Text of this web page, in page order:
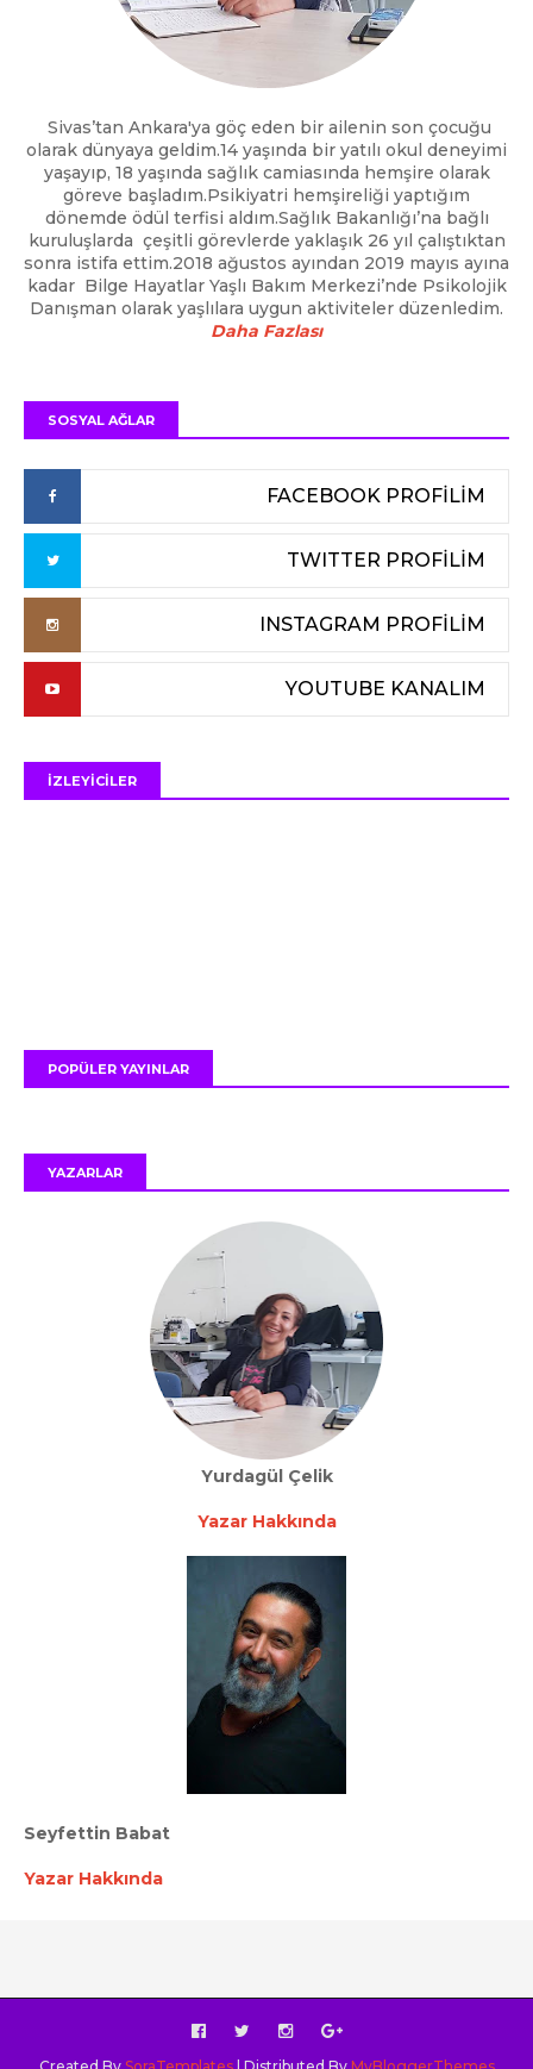
Sivas’tan Ankara'ya göç eden bir ailenin son çocuğu
olarak dünyaya geldim.14 yaşında bir yatılı okul deneyimi
yaşayıp, 18 yaşında sağlık camiasında hemşire olarak
göreve başladım.Psikiyatri hemşireliği yaptığım
dönemde ödül terfisi aldım.Sağlık Bakanlığı’na bağlı
kuruluşlarda çeşitli görevlerde yaklaşık 26 yıl çalıştıktan
sonra istifa ettim.2018 ağustos ayından 2019 mayıs ayına
kadar Bilge Hayatlar Yaşlı Bakım Merkezi’nde Psikolojik
Danışman olarak yaşlılara uygun aktiviteler düzenledim.
Daha Fazlası
SOSYAL AĞLAR
FACEBOOK PROFİLİM
TWITTER PROFİLİM
INSTAGRAM PROFİLİM
YOUTUBE KANALIM
İZLEYİCİLER
POPÜLER YAYINLAR
YAZARLAR
Yurdagül Çelik
Yazar Hakkında
Seyfettin Babat
Yazar Hakkında